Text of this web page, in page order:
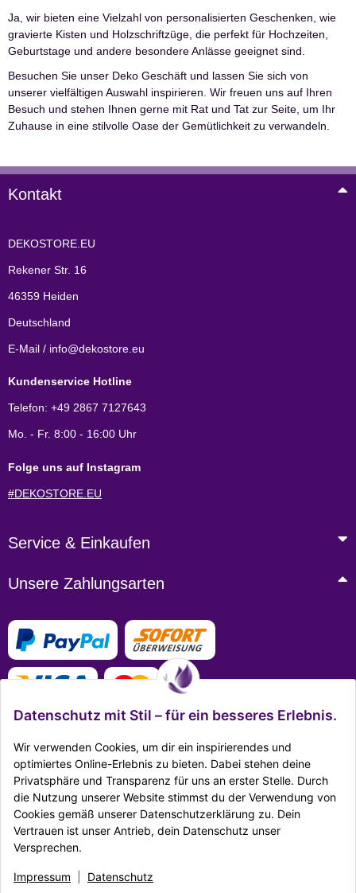
Ja, wir bieten eine Vielzahl von personalisierten Geschenken, wie
gravierte Kisten und Holzschriftzüge, die perfekt für Hochzeiten,
Geburtstage und andere besondere Anlässe geeignet sind.
Besuchen Sie unser Deko Geschäft und lassen Sie sich von
unserer vielfältigen Auswahl inspirieren. Wir freuen uns auf Ihren
Besuch und stehen Ihnen gerne mit Rat und Tat zur Seite, um Ihr
Zuhause in eine stilvolle Oase der Gemütlichkeit zu verwandeln.
Kontakt
DEKOSTORE.EU
Rekener Str. 16
46359 Heiden
Deutschland
E-Mail / info@dekostore.eu
Kundenservice Hotline
Telefon: +49 2867 7127643
Mo. - Fr. 8:00 - 16:00 Uhr
Folge uns auf Instagram
#DEKOSTORE.EU
Service & Einkaufen
Unsere Zahlungsarten
Mehr Infos zu den Zahlungsarten
Ausgezeichnet Zertifiziert
Impressum Datenschutz|AGB
Datenschutz mit Stil – für ein besseres Erlebnis.
Wir verwenden Cookies, um dir ein inspirierendes und
optimiertes Online-Erlebnis zu bieten. Dabei stehen deine
Privatsphäre und Transparenz für uns an erster Stelle. Durch
die Nutzung unserer Website stimmst du der Verwendung von
Cookies gemäß unserer Datenschutzerklärung zu. Dein
Vertrauen ist unser Antrieb, dein Datenschutz unser
Versprechen.
Impressum Datenschutz